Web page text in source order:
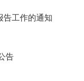
告工作的通知
告